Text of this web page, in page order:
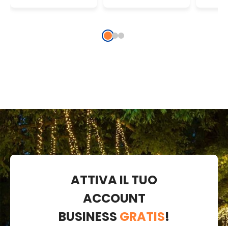
ATTIVA IL TUO
ACCOUNT
BUSINESS GRATIS!